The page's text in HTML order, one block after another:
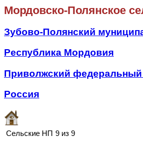
Мордовско-Полянское
Зубово-Полянский
Республика Мордовия
Приволжский федеральный
Россия
Сельские НП 9 из 9